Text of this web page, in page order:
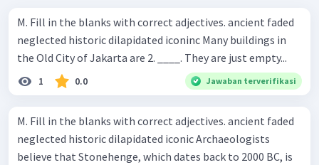
M. Fill in the blanks with correct adjectives. ancient faded
neglected historic dilapidated iconinc Many buildings in
the Old City of Jakarta are 2. ____. They are just empty...
1 0.0 Jawaban terverifikasi
M. Fill in the blanks with correct adjectives. ancient faded
neglected historic dilapidated iconic Archaeologists
believe that Stonehenge, which dates back to 2000 BC, is